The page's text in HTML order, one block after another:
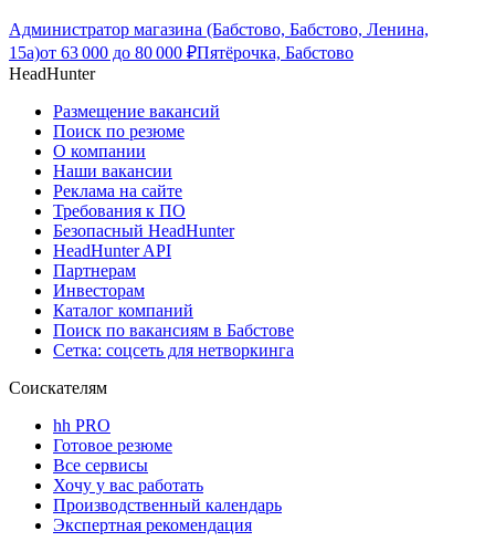
Администратор магазина (Бабстово, Бабстово, Ленина,
15а)от 63 000 до 80 000 ₽Пятёрочка, Бабстово
HeadHunter
Размещение вакансий
Поиск по резюме
О компании
Наши вакансии
Реклама на сайте
Требования к ПО
Безопасный HeadHunter
HeadHunter API
Партнерам
Инвесторам
Каталог компаний
Поиск по вакансиям в Бабстове
Сетка: соцсеть для нетворкинга
Соискателям
hh PRO
Готовое резюме
Все сервисы
Хочу у вас работать
Производственный календарь
Экспертная рекомендация